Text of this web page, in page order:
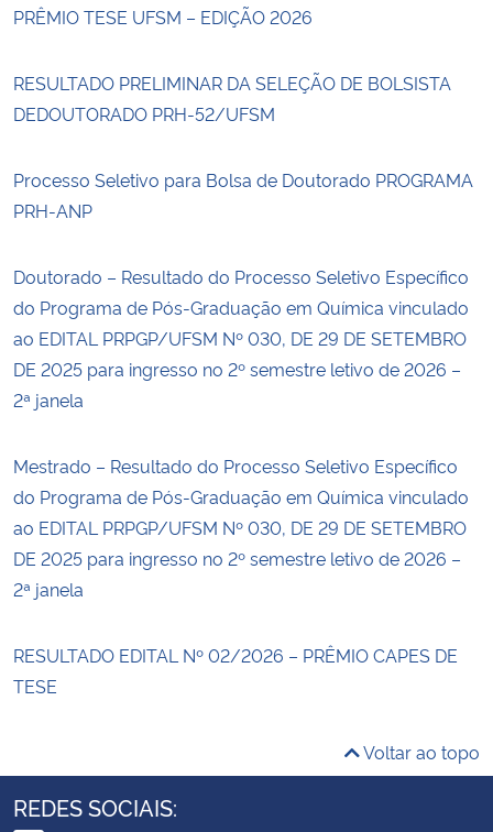
PRÊMIO TESE UFSM – EDIÇÃO 2026
RESULTADO PRELIMINAR DA SELEÇÃO DE BOLSISTA
DEDOUTORADO PRH-52/UFSM
Processo Seletivo para Bolsa de Doutorado PROGRAMA
PRH-ANP
Doutorado – Resultado do Processo Seletivo Específico
do Programa de Pós-Graduação em Química vinculado
ao EDITAL PRPGP/UFSM Nº 030, DE 29 DE SETEMBRO
DE 2025 para ingresso no 2º semestre letivo de 2026 –
2ª janela
Mestrado – Resultado do Processo Seletivo Específico
do Programa de Pós-Graduação em Química vinculado
ao EDITAL PRPGP/UFSM Nº 030, DE 29 DE SETEMBRO
DE 2025 para ingresso no 2º semestre letivo de 2026 –
2ª janela
RESULTADO EDITAL Nº 02/2026 – PRÊMIO CAPES DE
TESE
Voltar ao topo
REDES SOCIAIS: